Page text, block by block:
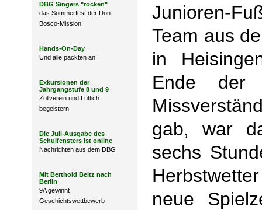
DBG Singers "rocken"
das Sommerfest der Don-
Bosco-Mission
Hands-On-Day
Und alle packten an!
Exkursionen der
Jahrgangstufe 8 und 9
Zollverein und Lüttich
begeistern
Die Juli-Ausgabe des
Schulfensters ist online
Nachrichten aus dem DBG
Mit Berthold Beitz nach
Berlin
9A gewinnt
Geschichtswettbewerb
Junioren-
Team aus
in
Ende
gab, war
sechs
neue